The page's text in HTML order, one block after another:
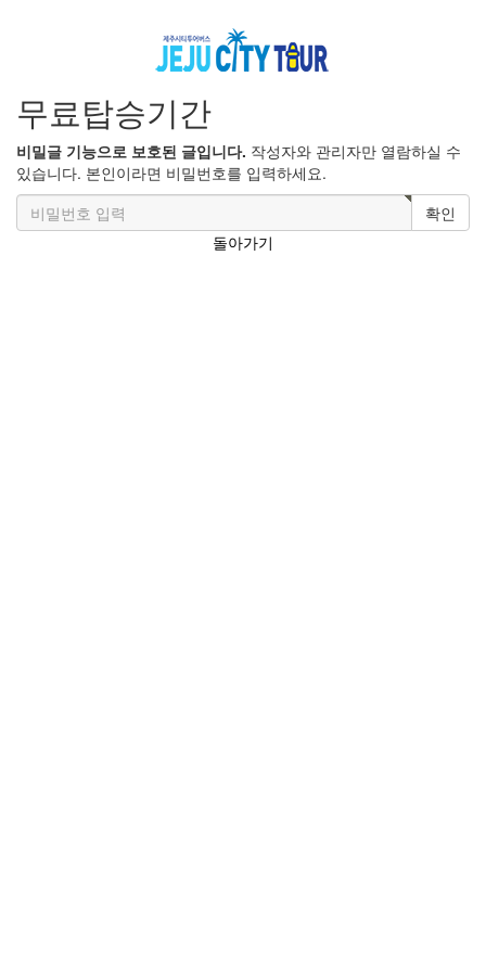
무료탑승기간
비밀글 기능으로 보호된 글입니다. 작성자와 관리자만 열람하실 수
있습니다. 본인이라면 비밀번호를 입력하세요.
확인
돌아가기